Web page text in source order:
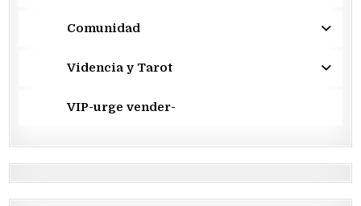
Comunidad
Videncia y Tarot
VIP-urge vender-